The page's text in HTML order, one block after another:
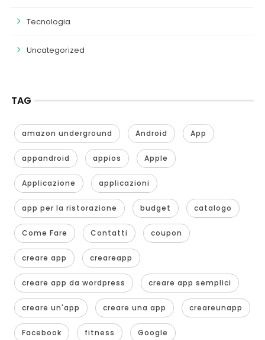
Tecnologia
Uncategorized
TAG
amazon underground Android App
appandroid appios Apple
Applicazione applicazioni
app per la ristorazione budget catalogo
Come Fare Contatti coupon
creare app creareapp
creare app da wordpress creare app semplici
creare un'app creare una app creareunapp
Facebook fitness Google